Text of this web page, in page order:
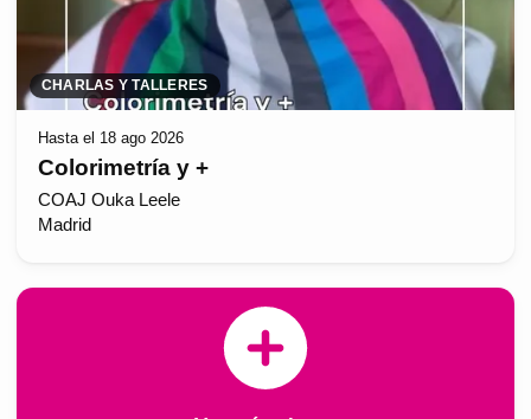
CHARLAS Y TALLERES
Hasta el 18 ago 2026
Colorimetría y +
COAJ Ouka Leele
Madrid